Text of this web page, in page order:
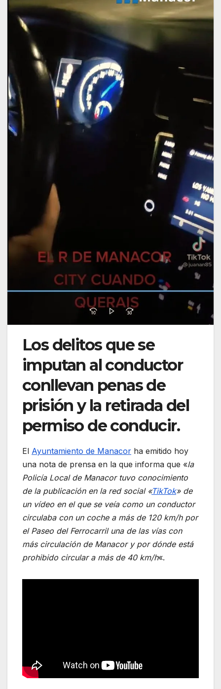
Los delitos que se
imputan al conductor
conllevan penas de
prisión y la retirada del
permiso de conducir.
El Ayuntamiento de Manacor ha emitido hoy
una nota de prensa en la que informa que «la
Policía Local de Manacor tuvo conocimiento
de la publicación en la red social «TikTok» de
un vídeo en el que se veía como un conductor
circulaba con un coche a más de 120 km/h por
el Paseo del Ferrocarril una de las vías con
más circulación de Manacor y por dónde está
prohibido circular a más de 40 km/h«.